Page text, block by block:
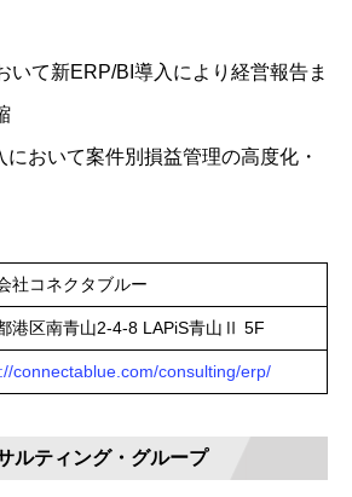
いて新ERP/BI導入により経営報告ま
において案件別損益管理の高度化・
社コネクタブルー
港区南青山2-4-8 LAPiS青山Ⅱ 5F
connectablue.com/consulting/erp/
ルティング・グループ